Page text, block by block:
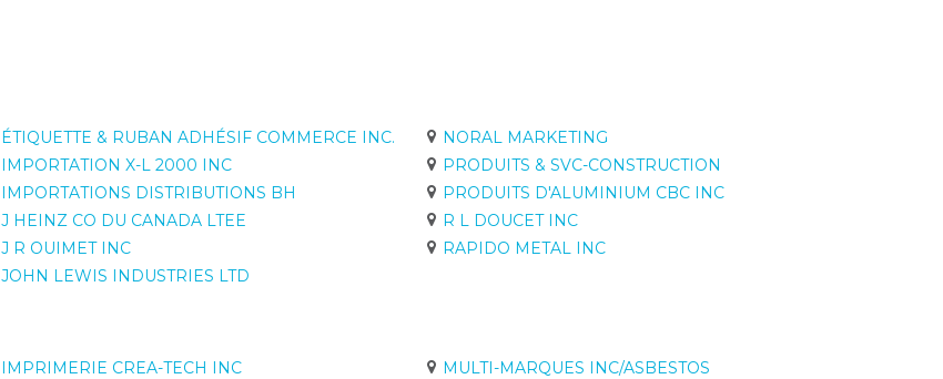
ÉTIQUETTE & RUBAN ADHÉSIF COMMERCE INC.
IMPORTATION X-L 2000 INC
IMPORTATIONS DISTRIBUTIONS BH
J HEINZ CO DU CANADA LTEE
J R OUIMET INC
JOHN LEWIS INDUSTRIES LTD
NORAL MARKETING
PRODUITS & SVC-CONSTRUCTION
PRODUITS D'ALUMINIUM CBC INC
R L DOUCET INC
RAPIDO METAL INC
IMPRIMERIE CREA-TECH INC
MULTI-MARQUES INC/ASBESTOS